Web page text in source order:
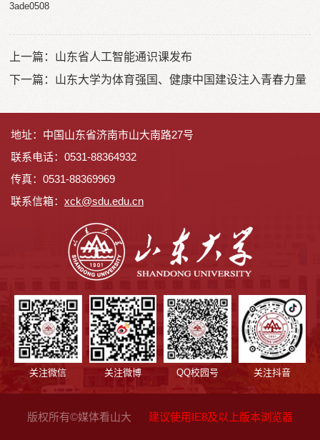
3ade0508
上一篇： 山东省人工智能通识课发布
下一篇： 山东大学为体育强国、健康中国建设注入青春力量
地址：中国山东省济南市山大南路27号
联系电话：0531-88364932
传真：0531-88369969
联系信箱： xck@sdu.edu.cn
关注微信 关注微博 QQ校园号 关注抖音
版权所有©媒体看山大 建议使用IE8及以上版本浏览器